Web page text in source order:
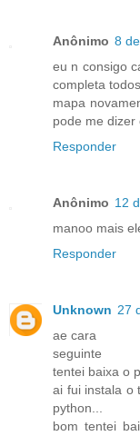
Anônimo 8
eu n consigo
completa
mapa
pode me dizer
Responder
Anônimo 12
manoo mais
Responder
Unknown 27
ae cara
seguinte
tentei baixa o
ai fui instala o
python...
bom tentei